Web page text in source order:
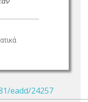
eadd/24257